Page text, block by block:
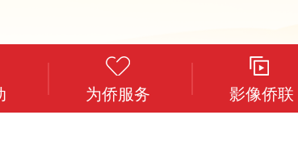
为侨服务 影像侨联